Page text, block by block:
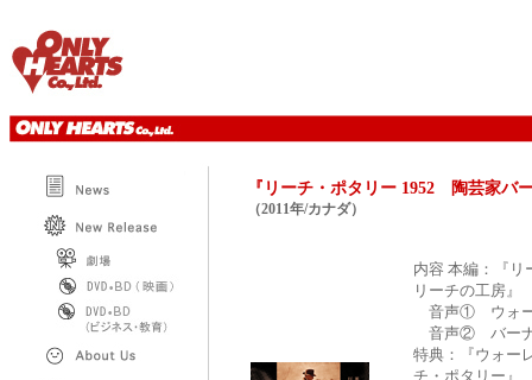
『リーチ・ポタリー 1952 陶芸家バ
（2011年/カナダ）
内容 本編：『
リーチの工房』
音声① ウォー
音声② バーナ
特典：『ウォー
チ・ポタリー』